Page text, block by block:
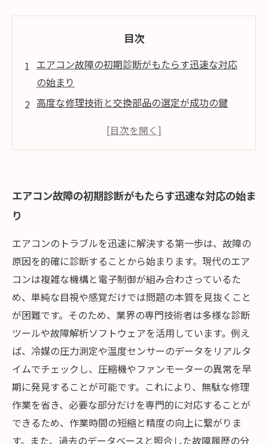
目次
エアコン故障の初期診断がもたらす迅速な対応
の始まり
高度な修理技術と交換部品の選定が成功の鍵
予防保全としての定期メンテナンスの科学的意
ス
エアコン故障の初期診断がもたらす迅速な対応の始ま
り
エアコンのトラブルを迅速に解決する第一歩は、故障の
原因を的確に診断することから始まります。現代のエア
コンは複雑な機構と電子制御が組み合わさっているた
め、単純な目視や感覚だけでは問題の本質を見抜くこと
が困難です。そのため、業界の専門技術者は多様な診断
ツールや故障解析ソフトウェアを活用しています。例え
ば、冷媒の圧力測定や温度センサーのデータをリアルタ
イムでチェックし、圧縮機やファンモーターの異常を早
期に発見することが可能です。これにより、無駄な修理
作業を省き、必要な部分だけを専門的に対応することが
できるため、作業時間の短縮と精度の向上に繋がりま
す。また、過去のデータベースと照合した故障履歴の分